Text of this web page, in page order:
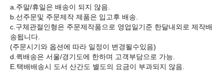
a.주말/휴일은 배송이 되지 않음.
b.선주문및 주문제작 제품은 입고후 배송.
c.구체관절인형은 주문제작품으로 영업일기준 한달내외로 제작배
송됩니다.
(주문시기와 옵션에 따라 일정이 변경될수있음)
d.퀵배송은 서울/경기도에 한하며 고객부담으로 가능.